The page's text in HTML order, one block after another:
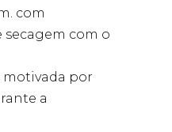
com
com o
por
a